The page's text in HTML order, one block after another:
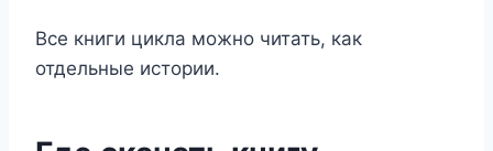
Все книги цикла можно читать, как
отдельные истории.